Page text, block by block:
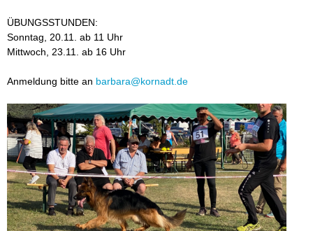
ÜBUNGSSTUNDEN:
Sonntag, 20.11. ab 11 Uhr
Mittwoch, 23.11. ab 16 Uhr
Anmeldung bitte an barbara@kornadt.de